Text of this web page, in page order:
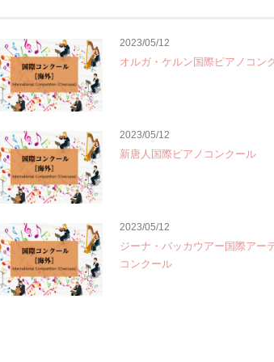
2023/05/12
オルガ・ケルン国際ピアノコン
2023/05/12
新唐人国際ピアノコンクール
2023/05/12
ジーナ・バッカウアー国際アー
コンクール